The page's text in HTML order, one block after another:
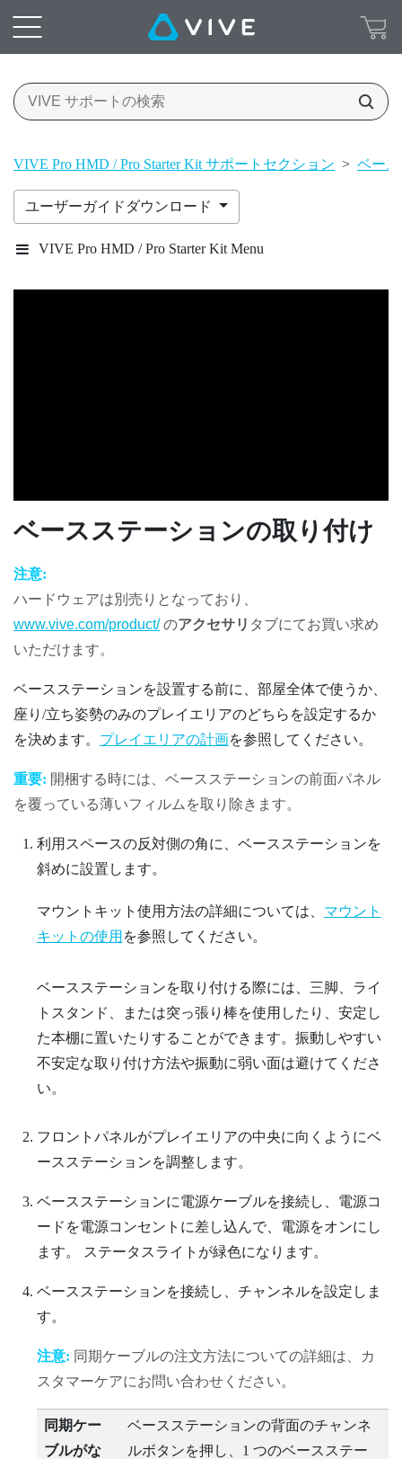
VIVE Pro HMD / Pro Starter Kit サポートセクション > ベー
ユーザーガイドダウンロード
VIVE Pro HMD / Pro Starter Kit Menu
ベースステーションの取り付け
注意:
ハードウェアは別売りとなっており、
www.vive.com/product/のアクセサリ タブにてお買い求め
いただけます。
ベースステーションを設置する前に、部屋全体で使うか、
座り/立ち姿勢のみのプレイエリアのどちらを設定するか
を決めます。 プレイエリアの計画を参照してください。
重要: 開梱する時には、ベースステーションの前面パネル
を覆っている薄いフィルムを取り除きます。
利用スペースの反対側の角に、ベースステーションを
斜めに設置します。
マウントキット使用方法の詳細については、 マウント
キットの使用 を参照してください。
ベースステーションを取り付ける際には、三脚、ライ
トスタンド、または突っ張り棒を使用したり、安定し
た本棚に置いたりすることができます。振動しやすい
不安定な取り付け方法や振動に弱い面は避けてくださ
い。
フロントパネルがプレイエリアの中央に向くようにベ
ースステーションを調整します。
ベースステーションに電源ケーブルを接続し、電源コ
ードを電源コンセントに差し込んで、電源をオンにし
ます。
ステータスライトが緑色になります。
ベースステーションを接続し、チャンネルを設定しま
す。
注意: 同期ケーブルの注文方法についての詳細は、カ
スタマーケアにお問い合わせください。
同期ケー
ブルがな
ベースステーションの背面のチャンネ
ルボタンを押し、1 つのベースステー